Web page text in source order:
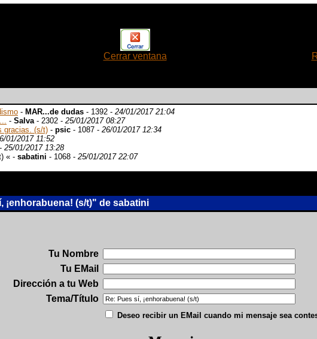
Cerrar ventana
- MAR...de dudas - 1392 - 24/01/2017 21:04
- Salva- 2302 - 25/01/2017 08:27
gracias. (s/t) - psic - 1087 - 26/01/2017 12:34
01/2017 11:52
25/01/2017 13:28
« - sabatini - 1068 - 25/01/2017 22:07
¡enhorabuena! (s/t)" de sabatini
Tu Nombre
Tu EMail
Dirección a tu Web
Tema/Título
Deseo recibir un EMail cuando mi mensaje sea